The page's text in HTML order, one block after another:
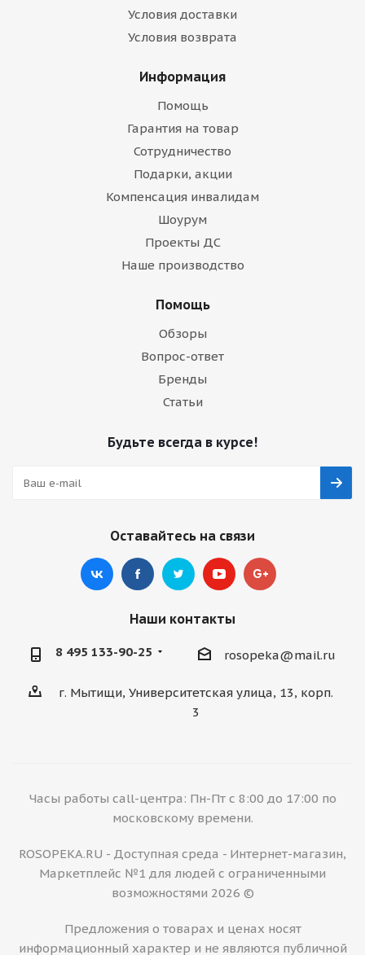
Условия доставки
Условия возврата
Информация
Помощь
Гарантия на товар
Сотрудничество
Подарки, акции
Компенсация инвалидам
Шоурум
Проекты ДС
Наше производство
Помощь
Обзоры
Вопрос-ответ
Бренды
Статьи
Будьте всегда в курсе!
Оставайтесь на связи
Наши контакты
8 495 133-90-25 rosopeka@mail.ru
г. Мытищи, Университетская улица, 13, корп.
3
Часы работы call-центра: Пн-Пт с 8:00 до 17:00 по
московскому времени.
ROSOPEKA.RU - Доступная среда - Интернет-магазин,
Маркетплейс №1 для людей с ограниченными
возможностями 2026 ©
Предложения о товарах и ценах носят
информационный характер и не являются публичной